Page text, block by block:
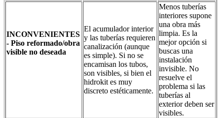
INCONVENIENTES
- Piso reformado/obra
visible no deseada
El acumulador interior
y las tuberías requieren
canalización (aunque
es simple). Si no se
encamisan los tubos,
son visibles, si bien el
hidrokit es muy
discreto estéticamente.
Menos tuberías
interiores supone
una obra más
limpia. Es la
mejor opción si
buscas una
instalación
invisible. No
resuelve el
problema si las
tuberías al
exterior deben ser
visibles.